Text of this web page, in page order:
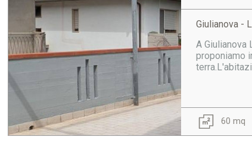
Giulianova -
A Giulianova
proponiamo
60 mq